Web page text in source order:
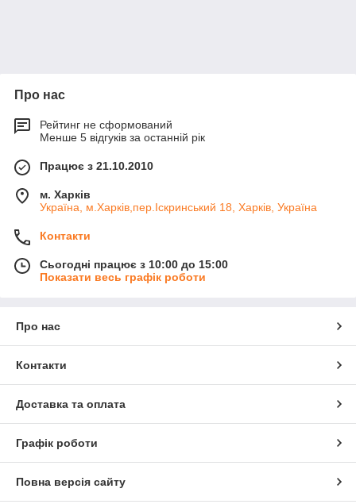
Про нас
Рейтинг не сформований
Менше 5 відгуків за останній рік
Працює з 21.10.2010
м. Харків
Україна, м.Харків,пер.Іскринський 18, Харків, Україна
Контакти
Сьогодні працює з 10:00 до 15:00
Показати весь графік роботи
Про нас
Контакти
Доставка та оплата
Графік роботи
Повна версія сайту